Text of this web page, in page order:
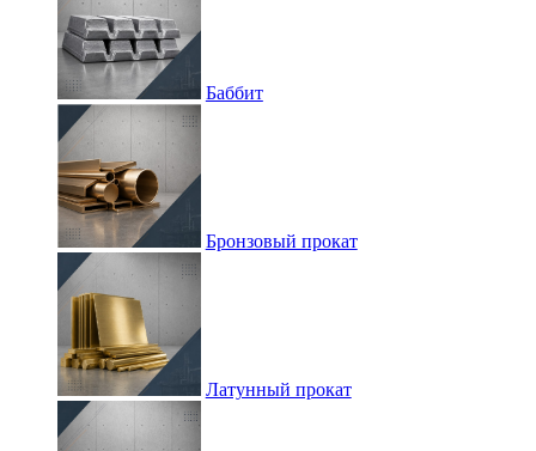
Баббит
Бронзовый прокат
Латунный прокат